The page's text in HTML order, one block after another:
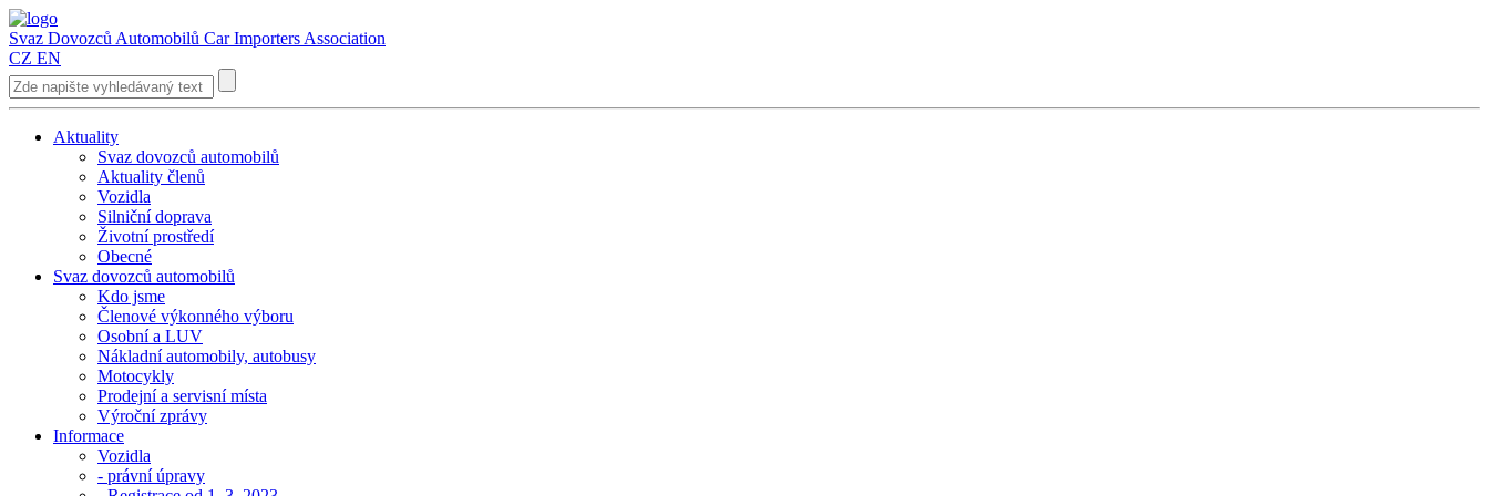
Svaz Dovozců Automobilů Car Importers Association
CZ EN
Aktuality
Svaz dovozců automobilů
Aktuality členů
Vozidla
Silniční doprava
Životní prostředí
Obecné
Svaz dovozců automobilů
Kdo jsme
Členové výkonného výboru
Osobní a LUV
Nákladní automobily, autobusy
Motocykly
Prodejní a servisní místa
Výroční zprávy
Informace
Vozidla
- právní úpravy